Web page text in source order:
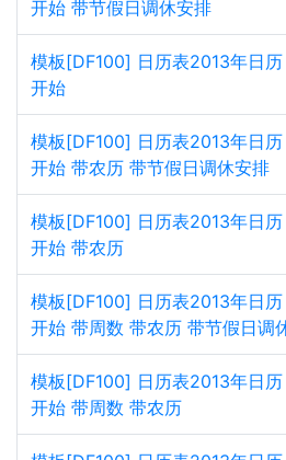
开始 带节假日调休安排
模板[DF100] 日历表2013年日
开始
模板[DF100] 日历表2013年日
开始 带农历 带节假日调休安排
模板[DF100] 日历表2013年日
开始 带农历
模板[DF100] 日历表2013年日
开始 带周数 带农历 带节假日调
模板[DF100] 日历表2013年日
开始 带周数 带农历